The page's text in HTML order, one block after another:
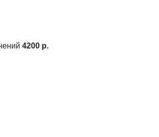
4200 р.